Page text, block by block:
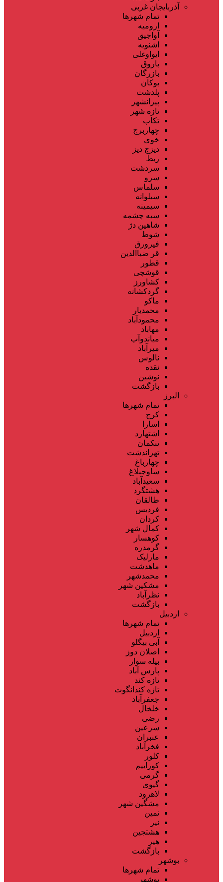
آذربایجان غربی
تمام شهر‌ها
ارومیه
آواجیق
اشنویه
ایواوغلی
باروق
بازرگان
بوکان
پلدشت
پیرانشهر
تازه شهر
تکاب
چهاربرج
خوی
دیزج دیز
ربط
سردشت
سرو
سلماس
سیلوانه
سیمینه
سیه چشمه
شاهین دژ
شوط
فیرورق
قر ضیاالدین
قطور
قوشچی
کشاورز
گردکشانه
ماکو
محمدیار
محمودآباد
مهاباد
میاندوآب
میرآباد
نالوس
نقده
نوشین
بازگشت
البرز
تمام شهر‌ها
کرج
اسارا
اشتهارد
تنکمان
تهراندشت
چهارباغ
ساوجبلاغ
سعیدآباد
هشتگرد
طالقان
فردیس
کردان
کمال شهر
کوهسار
گرمدره
مارلیک
ماهدشت
محمدشهر
مشکین شهر
نظرآباد
بازگشت
اردبیل
تمام شهر‌ها
اردبیل
آبی بیگلو
اصلان دوز
بیله سوار
پارس آباد
تازه کند
تازه کندانگوت
جعفرآباد
خلخال
رضی
سرعین
عنبران
فخرآباد
کلور
کوراییم
گرمی
گیوی
لاهرود
مشگین شهر
نمین
نیر
هشتجین
هیر
بازگشت
بوشهر
تمام شهر‌ها
بوشهر